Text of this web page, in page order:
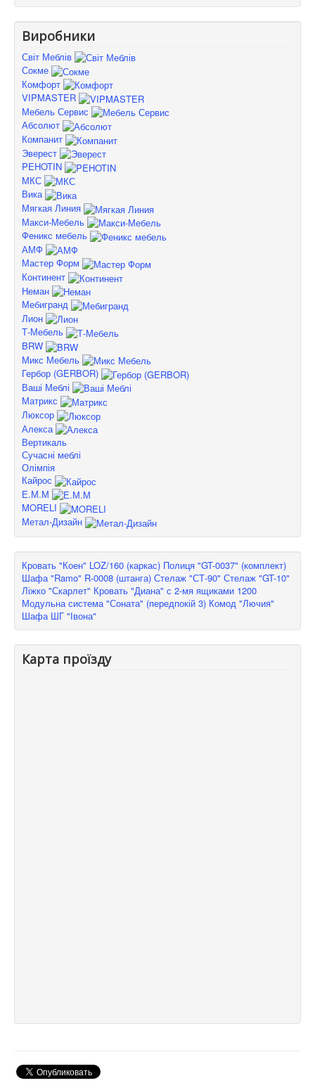
Виробники
Світ Меблів
Сокме
Комфорт
VIPMASTER
Мебель Сервис
Абсолют
Компанит
Эверест
PEHOTIN
МКС
Вика
Мягкая Линия
Макси-Мебель
Феникс мебель
АМФ
Мастер Форм
Континент
Неман
Мебигранд
Лион
Т-Мебель
BRW
Микс Мебель
Гербор (GERBOR)
Ваші Меблі
Матрикс
Люксор
Алекса
Вертикаль
Сучасні меблі
Олімпія
Кайрос
Е.М.М
MORELI
Метал-Дизайн
Кровать "Коен" LOZ/160 (каркас) Полиця "GT-0037" (комплект)
Шафа "Ramo" R-0008 (штанга) Стелаж "СТ-90" Стелаж "GT-10"
Ліжко "Скарлет" Кровать "Диана" с 2-мя ящиками 1200
Модульна система "Соната" (передпокій 3) Комод "Лючия"
Шафа ШГ "Івона"
Карта проїзду